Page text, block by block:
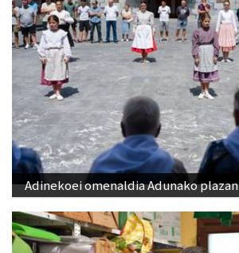
Adinekoei omenaldia Adunako plazan